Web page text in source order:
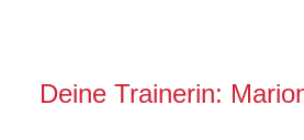
Deine Trainerin: